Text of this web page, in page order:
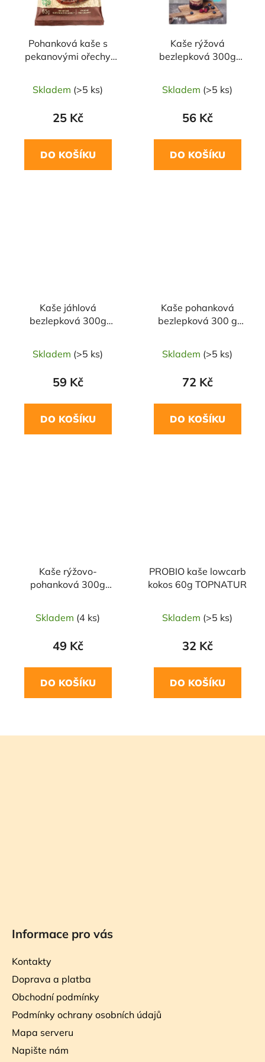
Pohanková kaše s
pekanovými ořechy
Skladem (>5 ks)
25 Kč
DO KOŠÍKU
Kaše rýžová
bezlepková 300g
Skladem (>5 ks)
56 Kč
DO KOŠÍKU
Kaše jáhlová
bezlepková 300g
Skladem (>5 ks)
59 Kč
DO KOŠÍKU
Kaše pohanková
bezlepková 300 g
Skladem (>5 ks)
72 Kč
DO KOŠÍKU
Kaše rýžovo-
pohanková 300g
Skladem (4 ks)
49 Kč
DO KOŠÍKU
PROBIO kaše lowcarb
kokos 60g TOPNATUR
Skladem (>5 ks)
32 Kč
DO KOŠÍKU
Informace pro vás
Kontakty
Doprava a platba
Obchodní podmínky
Podmínky ochrany osobních údajů
Mapa serveru
Napište nám